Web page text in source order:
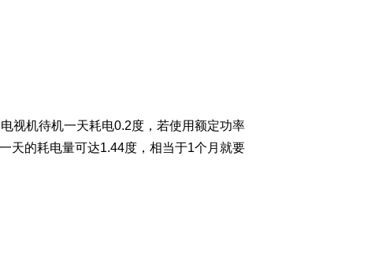
视机待机一天耗电0.2度，若使用额定功率
天的耗电量可达1.44度，相当于1个月就要